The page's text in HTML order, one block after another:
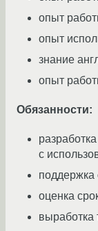
опыт
опыт
знание
опыт
Обязанности:
с
поддержка
оценка
выработка